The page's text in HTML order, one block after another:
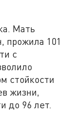
Мать
прожила 101
с
стойкости
жизни,
до 96 лет.